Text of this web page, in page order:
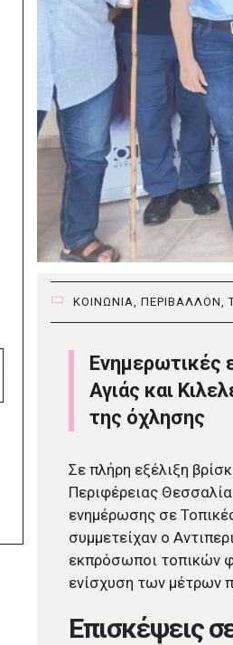
ΚΟΙΝΩΝΙΑ, ΠΕΡΙΒΑΛΛΟΝ,
Ενημερωτικές
Αγιάς και
της όχλησης
Σε πλήρη εξέλιξη
Περιφέρειας
ενημέρωσης σε
συμμετείχαν ο
εκπρόσωποι τοπικών
ενίσχυση των μέτρων
Επισκέψεις